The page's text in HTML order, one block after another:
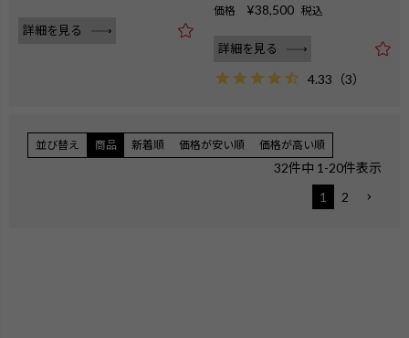
詳細を見る
価格 ¥38,500 税込
詳細を見る
4.33 （3）
並び替え 商品 新着順 価格が安い順 価格が高い順
32件中 1 -20件表示
1
2